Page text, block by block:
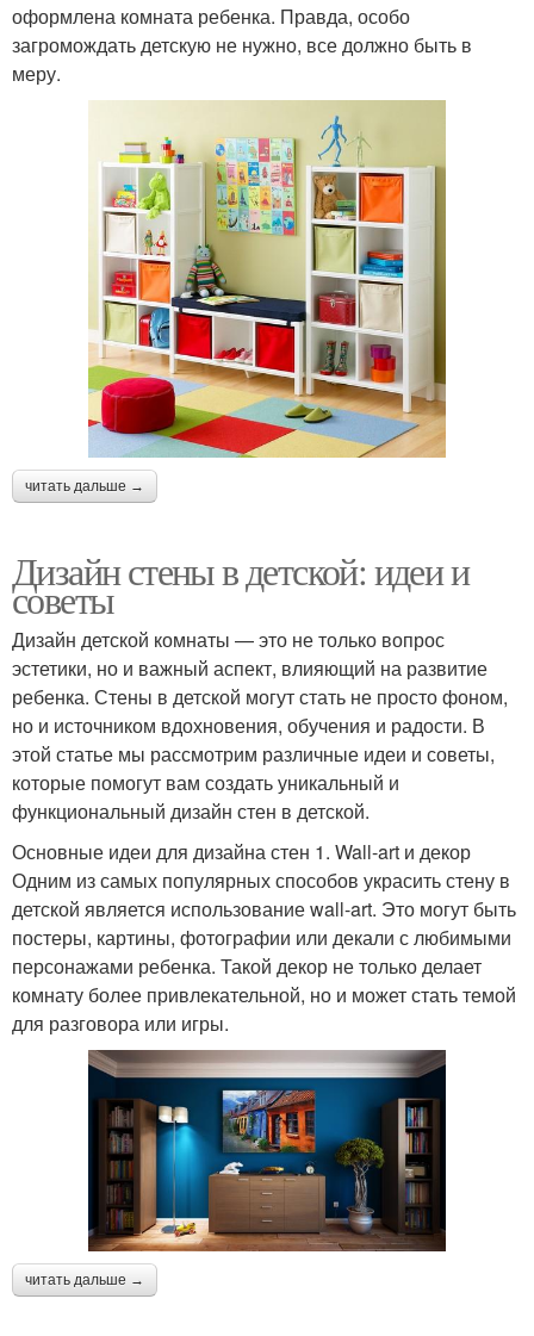
оформлена комната ребенка. Правда, особо
загромождать детскую не нужно, все должно быть в
меру.
читать дальше →
Дизайн стены в детской: идеи и
советы
Дизайн детской комнаты — это не только вопрос
эстетики, но и важный аспект, влияющий на развитие
ребенка. Стены в детской могут стать не просто фоном,
но и источником вдохновения, обучения и радости. В
этой статье мы рассмотрим различные идеи и советы,
которые помогут вам создать уникальный и
функциональный дизайн стен в детской.
Основные идеи для дизайна стен 1. Wall-art и декор
Одним из самых популярных способов украсить стену в
детской является использование wall-art. Это могут быть
постеры, картины, фотографии или декали с любимыми
персонажами ребенка. Такой декор не только делает
комнату более привлекательной, но и может стать темой
для разговора или игры.
читать дальше →